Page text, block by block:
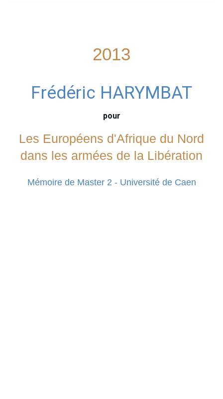
2013
Frédéric HARYMBAT
pour
Les Européens d'Afrique du Nord
dans les armées de la Libération
Mémoire de Master 2 - Université de Caen